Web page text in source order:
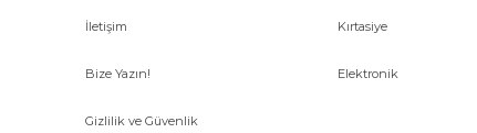
İletişim
Bize Yazın!
Gizlilik ve Güvenlik
Kırtasiye
Elektronik